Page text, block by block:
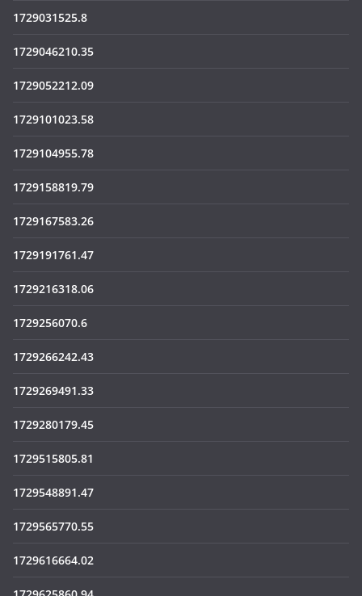
1729031525.8
1729046210.35
1729052212.09
1729101023.58
1729104955.78
1729158819.79
1729167583.26
1729191761.47
1729216318.06
1729256070.6
1729266242.43
1729269491.33
1729280179.45
1729515805.81
1729548891.47
1729565770.55
1729616664.02